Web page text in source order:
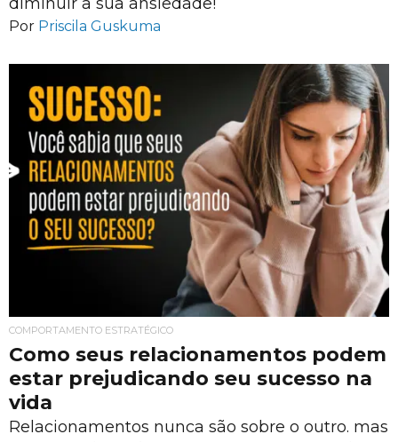
Por Priscila Guskuma
COMPORTAMENTO ESTRATÉGICO
Como seus relacionamentos podem
estar prejudicando seu sucesso na
vida
Relacionamentos nunca são sobre o outro. mas